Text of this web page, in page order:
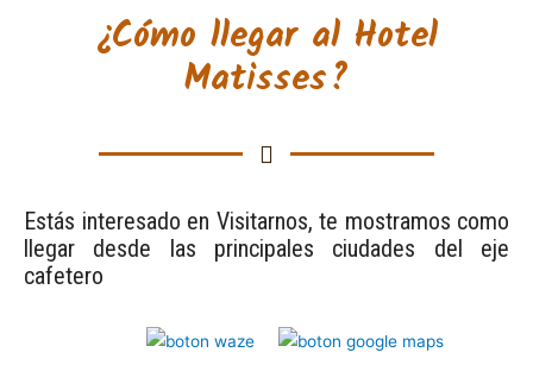
¿Cómo llegar al Hotel
Matisses?
Estás interesado en Visitarnos, te mostramos como
llegar desde las principales ciudades del eje
cafetero